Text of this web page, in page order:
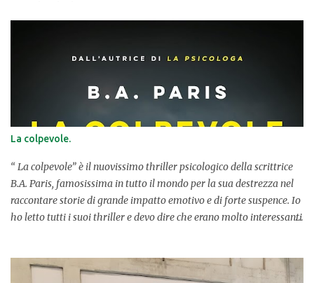
La colpevole.
“ La colpevole” è il nuovissimo thriller psicologico della scrittrice
B.A. Paris, famosissima in tutto il mondo per la sua destrezza nel
raccontare storie di grande impatto emotivo e di forte suspence. Io
ho letto tutti i suoi thriller e devo dire che erano molto interessanti
catturare la mia curiosità e attenzione, per farsi divorare, pagina